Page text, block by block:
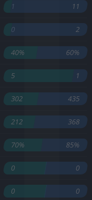
1 11
0 2
40% 60%
5 1
302 435
212 368
70% 85%
0 0
0 0